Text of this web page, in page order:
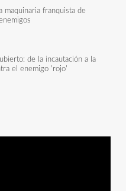
maquinaria franquista de
de la incautación a la
el enemigo 'rojo'